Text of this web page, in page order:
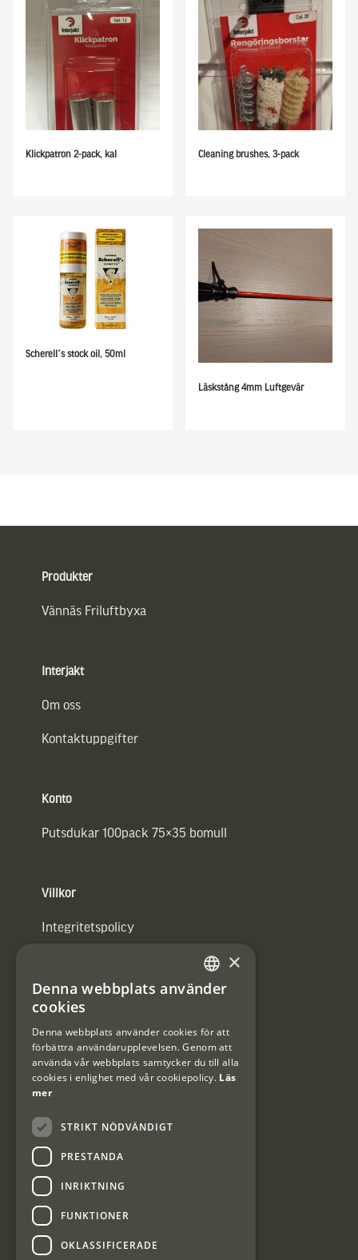
Klickpatron 2-pack, kal Cleaning brushes, 3-pack
Scherell´s stock oil, 50ml
Läskstång 4mm Luftgevär
Produkter
Vännäs Friluftbyxa
Interjakt
Om oss
Kontaktuppgifter
Konto
Putsdukar 100pack 75×35 bomull
Villkor
Integritetspolicy
#Interjaktfamily
Kundklubb
Information om kundklubben.
Interjakt Sweden AB, Årjäng
SWEDISH
×
Denna webbplats använder
cookies
Denna webbplats använder cookies för att
förbättra användarupplevelsen. Genom att
använda vår webbplats samtycker du till alla
cookies i enlighet med vår cookiepolicy. Läs
mer
STRIKT NÖDVÄNDIGT
PRESTANDA
INRIKTNING
FUNKTIONER
OKLASSIFICERADE